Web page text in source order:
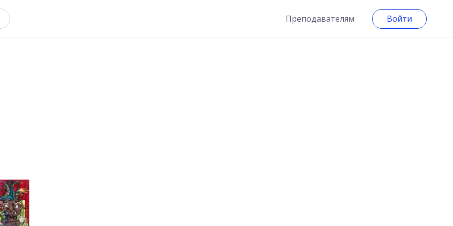
Преподавателям Войти